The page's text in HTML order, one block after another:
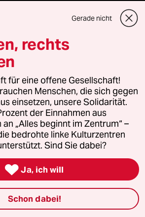
Gerade nicht
rechts
für eine offene Gesellschaft!
Menschen, die sich gegen
einsetzen, unsere Solidarität.
der Einnahmen aus
„Alles beginnt im Zentrum“ –
bedrohte linke Kulturzentren
Sind Sie dabei?
 Ja, ich will
Schon dabei!